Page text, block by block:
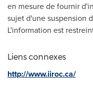
en mesure de fournir
sujet d'une suspension
L'information est
Liens connexes
http://www.iiroc.ca/